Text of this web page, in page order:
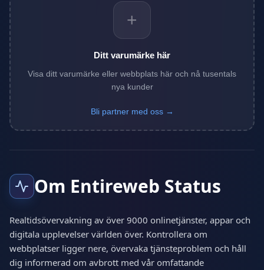
+
Ditt varumärke här
Visa ditt varumärke eller webbplats här och nå tusentals
nya kunder
Bli partner med oss →
Om Entireweb Status
Realtidsövervakning av över 9000 onlinetjänster, appar och
digitala upplevelser världen över. Kontrollera om
webbplatser ligger nere, övervaka tjänsteproblem och håll
dig informerad om avbrott med vår omfattande